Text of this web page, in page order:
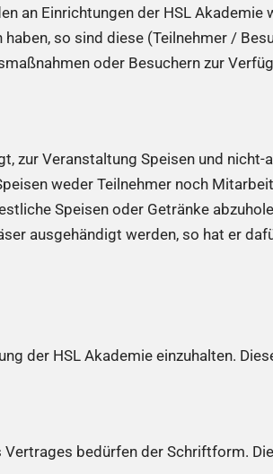
an Einrichtungen der HSL
haben, so sind diese (Teilnehmer /
oder Besuchern zur
zur Veranstaltung Speisen und
weder Teilnehmer noch
Speisen oder Getränke
ausgehändigt werden, so hat er
der HSL Akademie einzuhalten.
Vertrages bedürfen der Schriftform.